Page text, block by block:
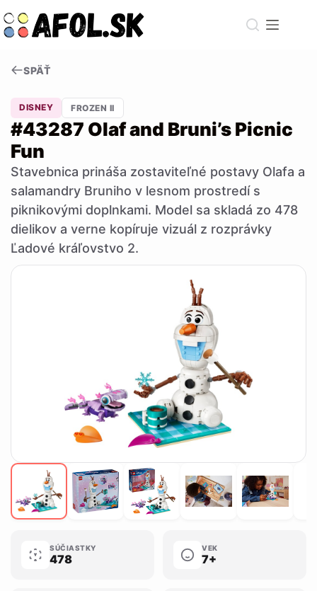
to
content
SPÄŤ
DISNEY FROZEN II
#43287 Olaf and Bruni’s Picnic
Fun
Stavebnica prináša zostaviteľné postavy Olafa a
salamandry Bruniho v lesnom prostredí s
piknikovými doplnkami. Model sa skladá zo 478
dielikov a verne kopíruje vizuál z rozprávky
Ľadové kráľovstvo 2.
SÚČIASTKY
478
VEK
7+